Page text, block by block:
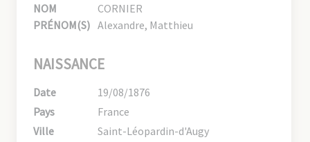
NOM
CORNIER
PRÉNOM(S) Alexandre, Matthieu
NAISSANCE
Date
19/08/1876
Pays
France
Ville
Saint-Léopardin-d'Augy